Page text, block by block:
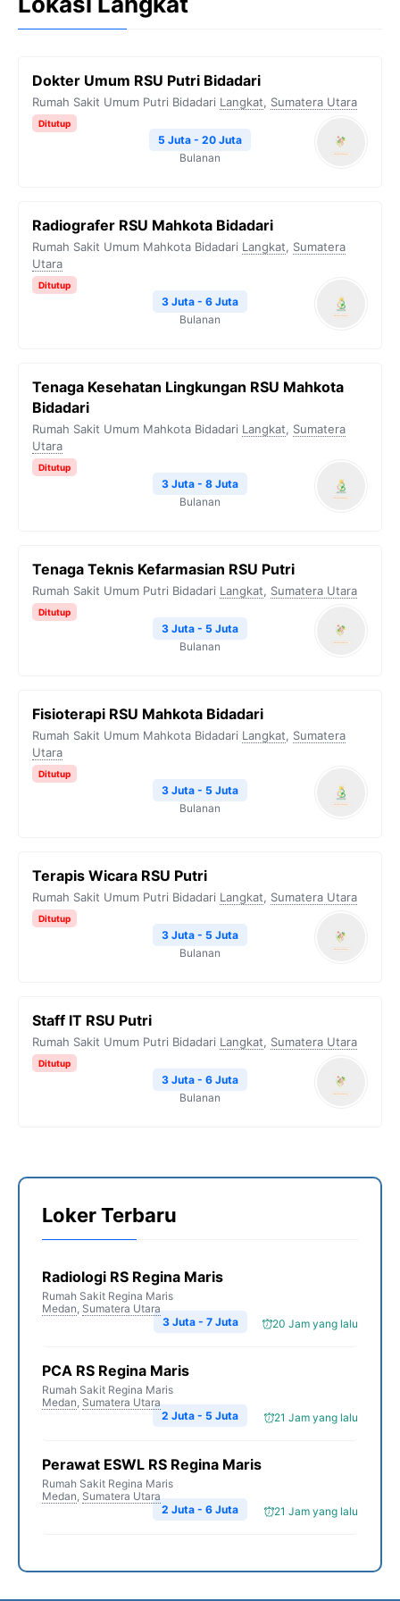
Dokter Umum RSU Putri Bidadari
Rumah Sakit Umum Putri Bidadari Langkat, Sumatera Utara
Ditutup
5 Juta - 20 Juta
Bulanan
Radiografer RSU Mahkota Bidadari
Rumah Sakit Umum Mahkota Bidadari Langkat, Sumatera
Utara
Ditutup
3 Juta - 6 Juta
Bulanan
Tenaga Kesehatan Lingkungan RSU Mahkota
Bidadari
Rumah Sakit Umum Mahkota Bidadari Langkat, Sumatera
Utara
Ditutup
3 Juta - 8 Juta
Bulanan
Tenaga Teknis Kefarmasian RSU Putri
Rumah Sakit Umum Putri Bidadari Langkat, Sumatera Utara
Ditutup
3 Juta - 5 Juta
Bulanan
Fisioterapi RSU Mahkota Bidadari
Rumah Sakit Umum Mahkota Bidadari Langkat, Sumatera
Utara
Ditutup
3 Juta - 5 Juta
Bulanan
Terapis Wicara RSU Putri
Rumah Sakit Umum Putri Bidadari Langkat, Sumatera Utara
Ditutup
3 Juta - 5 Juta
Bulanan
Staff IT RSU Putri
Rumah Sakit Umum Putri Bidadari Langkat, Sumatera Utara
Ditutup
3 Juta - 6 Juta
Bulanan
Loker Terbaru
Radiologi RS Regina Maris
Rumah Sakit Regina Maris
Medan, Sumatera Utara
20 Jam yang lalu
3 Juta - 7 Juta
PCA RS Regina Maris
Rumah Sakit Regina Maris
Medan, Sumatera Utara
21 Jam yang lalu
2 Juta - 5 Juta
Perawat ESWL RS Regina Maris
Rumah Sakit Regina Maris
Medan, Sumatera Utara
21 Jam yang lalu
2 Juta - 6 Juta